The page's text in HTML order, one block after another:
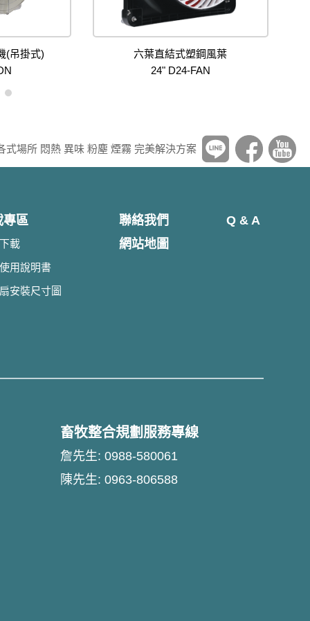
(吊掛式)
六葉直結式塑鋼風葉
24" D24-FAN
式場所 悶熱 異味 粉塵 煙霧 完美解決方案
專區
載
用說明書
安裝尺寸圖
聯絡我們
網站地圖
Q & A
畜牧整合規劃服務專線
詹先生: 0988-580061
陳先生: 0963-806588